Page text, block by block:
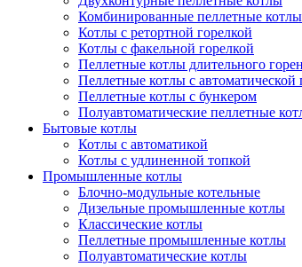
Комбинированные пеллетные котлы
Котлы с ретортной горелкой
Котлы с факельной горелкой
Пеллетные котлы длительного
Пеллетные котлы с автоматической
Пеллетные котлы с бункером
Полуавтоматические пеллетные
Бытовые котлы
Котлы с автоматикой
Котлы с удлиненной топкой
Промышленные котлы
Блочно-модульные котельные
Дизельные промышленные котлы
Классические котлы
Пеллетные промышленные котлы
Полуавтоматические котлы